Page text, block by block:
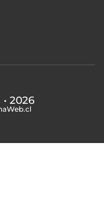
• 2026